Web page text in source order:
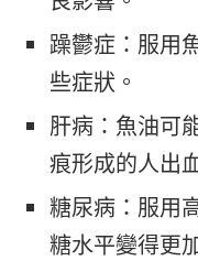
躁鬱症：服用
些症狀。
肝病：魚油可
痕形成的人出
糖尿病：服用
糖水平變得更